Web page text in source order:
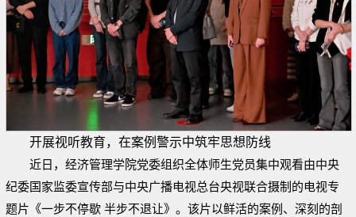
开展视听教育，在案例警示中筑牢思想防线
近日，经济管理学院党委组织全体师生党员集中观看由中央
纪委国家监委宣传部与中央广播电视总台央视联合摄制的电视专
题片《一步不停歇 半步不退让》。该片以鲜活的案例、深刻的剖